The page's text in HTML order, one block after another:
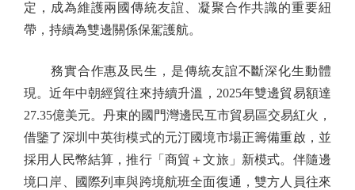
定，成為維護兩國傳統友誼、凝聚合作共識的重要紐
帶，持續為雙邊關係保駕護航。
務實合作惠及民生，是傳統友誼不斷深化生動體
現。近年中朝經貿往來持續升溫，2025年雙邊貿易額達
27.35億美元。丹東的國門灣邊民互市貿易區交易紅火，
借鑒了深圳中英街模式的元汀國境市場正籌備重啟，並
採用人民幣結算，推行「商貿＋文旅」新模式。伴隨邊
境口岸、國際列車與跨境航班全面復通，雙方人員往來